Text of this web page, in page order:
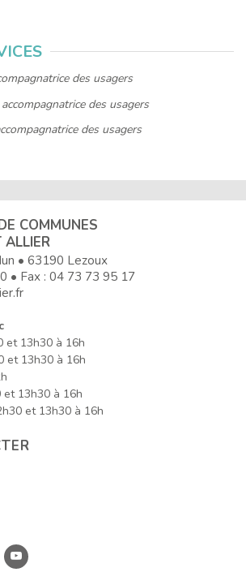
des usagers
accompagnatrice des usagers
des usagers
COMMUNES
ALLIER
• 63190 Lezoux
• Fax : 04 73 73 95 17
et 13h30 à 16h
et 13h30 à 16h
et 13h30 à 16h
et 13h30 à 16h
nous
Entre